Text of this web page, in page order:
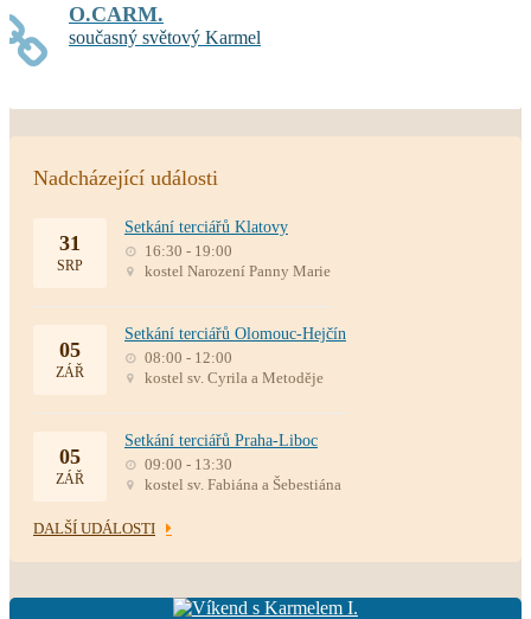
O.CARM.
současný světový Karmel
Nadcházející události
31
SRP
Setkání terciářů Klatovy
16:30 - 19:00
kostel Narození Panny Marie
05
ZÁŘ
Setkání terciářů Olomouc-Hejčín
08:00 - 12:00
kostel sv. Cyrila a Metoděje
05
ZÁŘ
Setkání terciářů Praha-Liboc
09:00 - 13:30
kostel sv. Fabiána a Šebestiána
DALŠÍ UDÁLOSTI